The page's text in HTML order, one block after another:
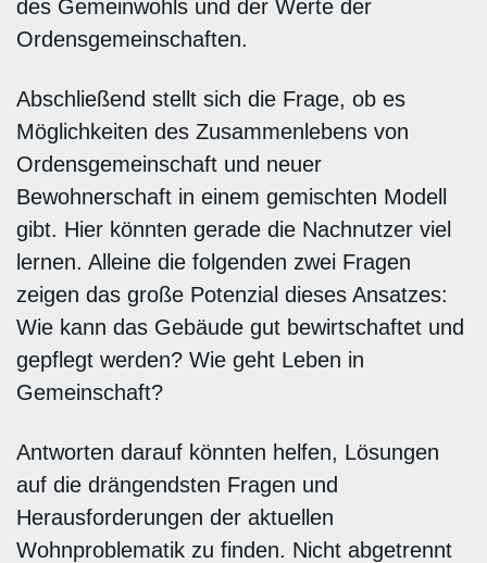
des Gemeinwohls und der Werte der
Ordensgemeinschaften.
Abschließend stellt sich die Frage, ob es
Möglichkeiten des Zusammenlebens von
Ordensgemeinschaft und neuer
Bewohnerschaft in einem gemischten Modell
gibt. Hier könnten gerade die Nachnutzer viel
lernen. Alleine die folgenden zwei Fragen
zeigen das große Potenzial dieses Ansatzes:
Wie kann das Gebäude gut bewirtschaftet und
gepflegt werden? Wie geht Leben in
Gemeinschaft?
Antworten darauf könnten helfen, Lösungen
auf die drängendsten Fragen und
Herausforderungen der aktuellen
Wohnproblematik zu finden. Nicht abgetrennt